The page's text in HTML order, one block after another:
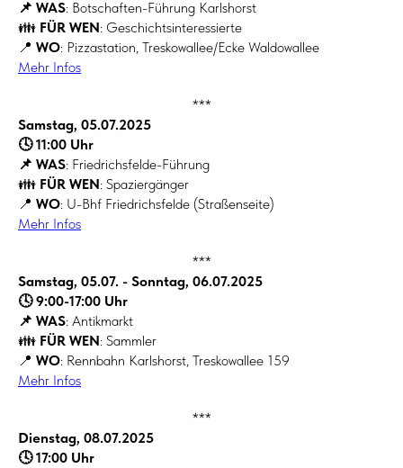
📌 WAS: Botschaften-Führung Karlshorst
👪 FÜR WEN: Geschichtsinteressierte
📍 WO: Pizzastation, Treskowallee/Ecke Waldowallee
Mehr Infos
***
Samstag, 05.07.2025
🕓 11:00 Uhr
📌 WAS: Friedrichsfelde-Führung
👪 FÜR WEN: Spaziergänger
📍 WO: U-Bhf Friedrichsfelde (Straßenseite)
Mehr Infos
***
Samstag, 05.07. - Sonntag, 06.07.2025
🕓 9:00-17:00 Uhr
📌 WAS: Antikmarkt
👪 FÜR WEN: Sammler
📍 WO: Rennbahn Karlshorst, Treskowallee 159
Mehr Infos
***
Dienstag, 08.07.2025
🕓 17:00 Uhr